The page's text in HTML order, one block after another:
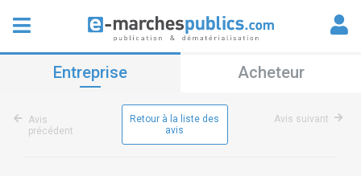
Entreprise Acheteur
Avis
précédent
Retour à la liste des
avis
Avis suivant